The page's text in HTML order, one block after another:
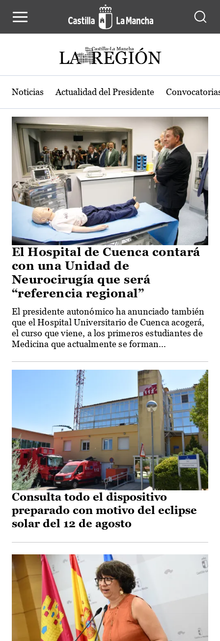
Actualidad de la región de Castilla-
Noticias Actualidad del Presidente
El Hospital de Cuenca contará
con una Unidad de
Neurocirugía que será
“referencia regional”
El presidente autonómico ha anunciado también
que el Hospital Universitario de Cuenca acogerá,
el curso que viene, a los primeros estudiantes de
Medicina que actualmente se forman...
Consulta todo el dispositivo
preparado con motivo del eclipse
solar del 12 de agosto